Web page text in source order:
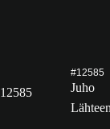
12585
#12585
Juho